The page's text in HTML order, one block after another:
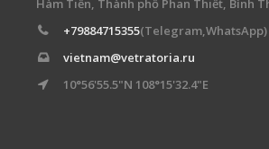
Hàm Tiến, Thành phố Phan Thiết, Bình
+79884715355(Telegram,WhatsApp)
vietnam@vetratoria.ru
10°56'55.5"N 108°15'32.4"E